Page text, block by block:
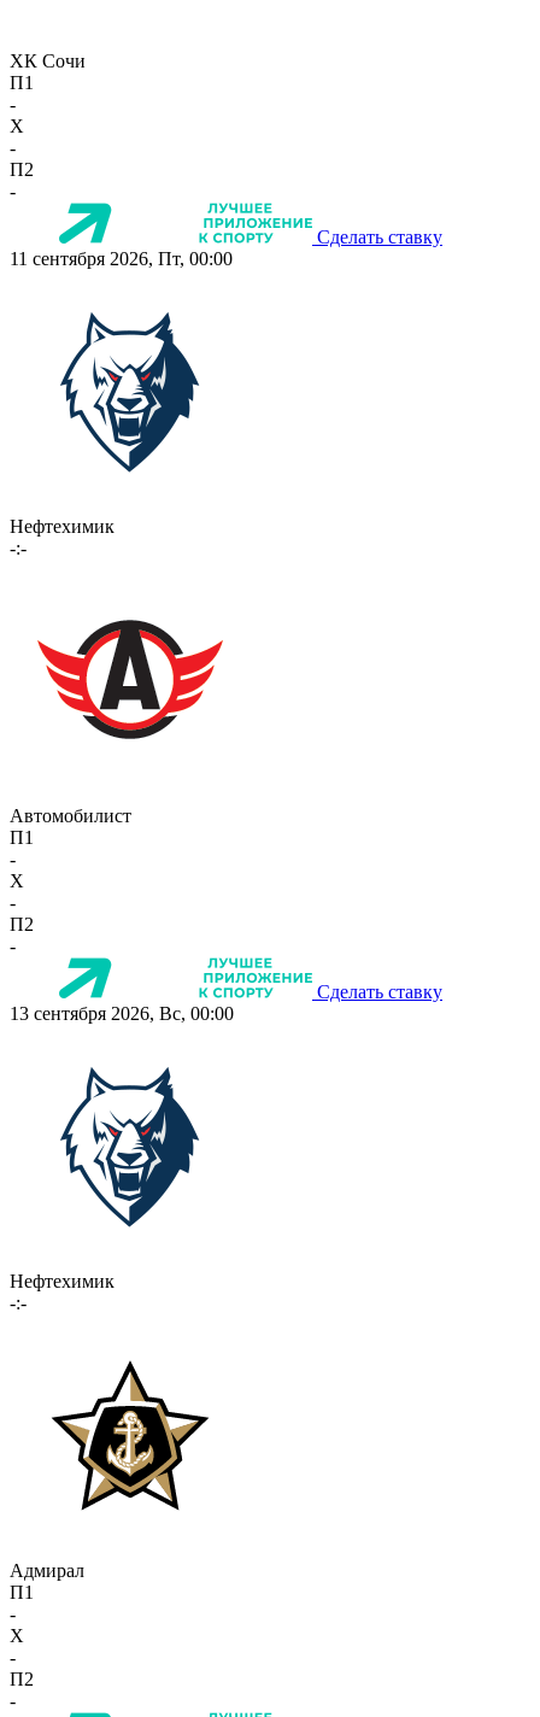
ХК Сочи
П1
-
X
-
П2
-
Сделать ставку
11 сентября 2026, Пт, 00:00
Нефтехимик
-:-
Автомобилист
П1
-
X
-
П2
-
Сделать ставку
13 сентября 2026, Вс, 00:00
Нефтехимик
-:-
Адмирал
П1
-
X
-
П2
-